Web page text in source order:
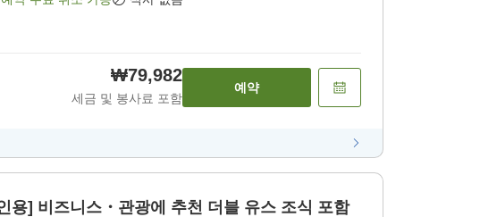
₩79,982
세금 및 봉사료 포함
예약
니스・관광에 추천 더블 유스 조식 포함